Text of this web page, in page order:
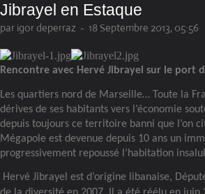
Jibrayel en Estaque
par igor deperraz - 18 Septembre 2013, 05:56
Rencontre avec Hervé Jibrayel sur le port
Les quartiers nord de Marseille… Toute la
dérives de ses habitants vers l’économie
depuis toujours ce territoire banni que l’on
Mégapole est devenue depuis 10 ans un
progressivement repoussé l’habitation
Hervé Jibrayel est d’origine libanaise,